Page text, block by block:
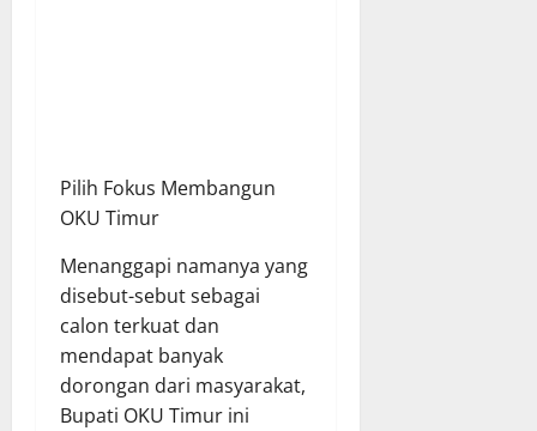
​Pilih Fokus Membangun
OKU Timur
​Menanggapi namanya yang
disebut-sebut sebagai
calon terkuat dan
mendapat banyak
dorongan dari masyarakat,
Bupati OKU Timur ini